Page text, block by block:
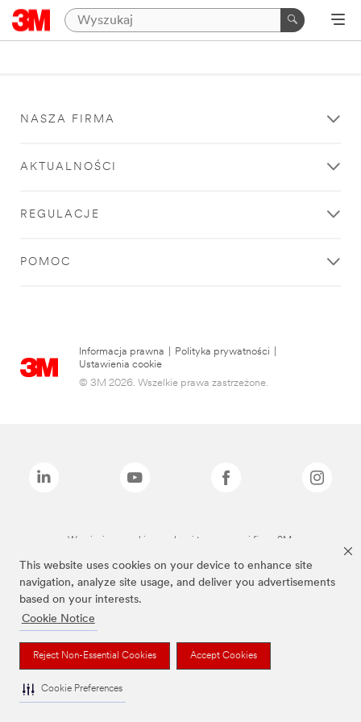
This website uses cookies on your device to enhance site
navigation, analyze site usage, and deliver you advertisements
based on your interests.
Cookie Notice
Reject Non-Essential Cookies Accept Cookies
Cookie Preferences
NASZA FIRMA
AKTUALNOŚCI
REGULACJE
POMOC
Informacja prawna Polityka prywatności
Ustawienia cookie
© 3M 2026. Wszelkie prawa zastrzeżone.
Wymienione marki są znakami towarowymi firmy 3M.